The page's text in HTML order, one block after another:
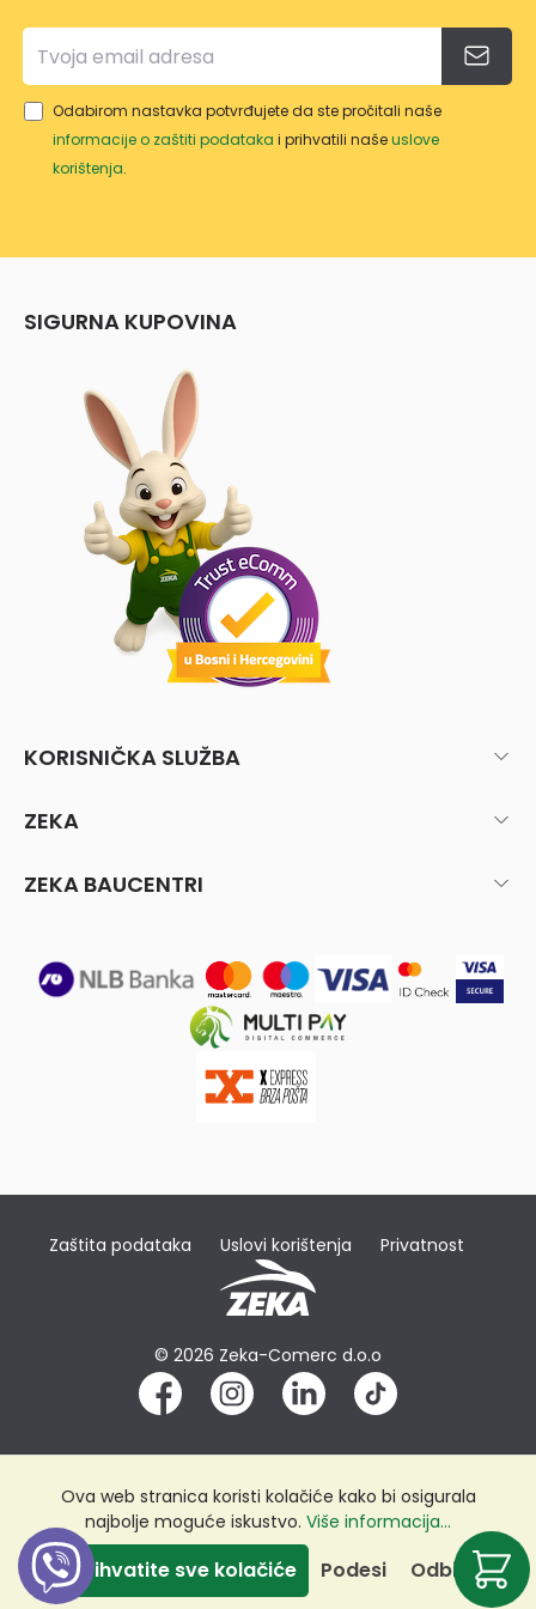
Odabirom nastavka potvrđujete da ste pročitali naše
informacije o zaštiti podataka i prihvatili našeuslove
korištenja.
SIGURNA KUPOVINA
KORISNIČKA SLUŽBA
ZEKA
ZEKA BAUCENTRI
Zaštita podataka Uslovi korištenja Privatnost
© 2026 Zeka-Comerc d.o.o
Ova web stranica koristi kolačiće kako bi osigurala
najbolje moguće iskustvo. Više informacija...
Odbij
Podesi
Prihvatite sve kolačiće